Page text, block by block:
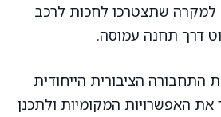
למקרה שתצטרכו לחכות לרכב
דרך תחנה עמוסה.
התחבורה הציבורית הייחודית
את האפשרויות המקומיות ולתכנן